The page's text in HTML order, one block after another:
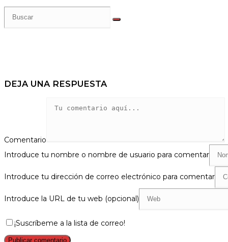
DEJA UNA RESPUESTA
Comentario
Introduce tu nombre o nombre de usuario para comentar
Introduce tu dirección de correo electrónico para comentar
Introduce la URL de tu web (opcional)
¡Suscríbeme a la lista de correo!